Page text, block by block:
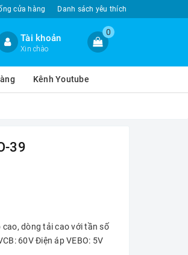
cửa hàng Danh sách yêu thích
Tài khoản
Xin chào
0
Kênh Youtube
39
dòng tải cao với tần số
60V Điện áp VEBO: 5V